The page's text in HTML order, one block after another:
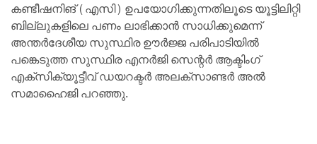
കണ്ടീഷനിങ് (എസി) ഉപയോഗിക്കുന്നതിലൂടെ യൂട്ടിലിറ്റി
ബില്ലുകളിലെ പണം ലാഭിക്കാൻ സാധിക്കുമെന്ന്
അന്തർദേശീയ സുസ്ഥിര ഊർജ്ജ പരിപാടിയിൽ
പങ്കെടുത്ത സുസ്ഥിര എനർജി സെന്റർ ആക്ടിംഗ്
എക്സിക്യൂട്ടീവ് ഡയറക്ടർ അലക്സാണ്ടർ അൽ
സമാഹൈജി പറഞ്ഞു.